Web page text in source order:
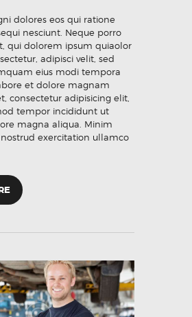
dolores eos qui ratione
nesciunt. Neque porro
qui dolorem ipsum quiaolor
adipisci velit, sed
eius modi tempora
et dolore magnam
consectetur adipisicing elit,
tempor incididunt ut
magna aliqua. Minim
exercitation ullamco